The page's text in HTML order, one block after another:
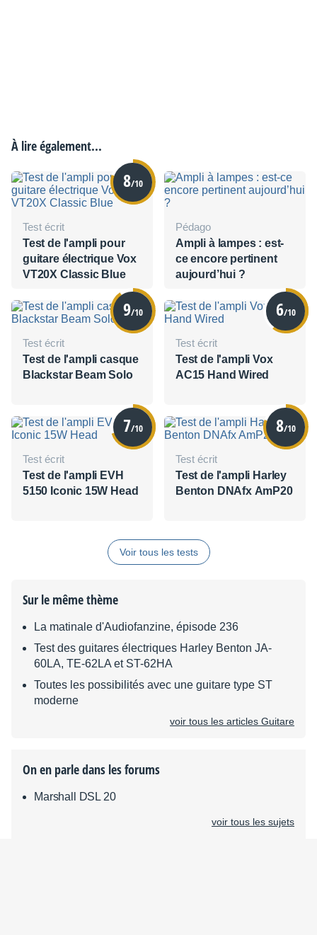
À lire également...
8/10
Test écrit
Test de l'ampli pour
guitare électrique Vox
VT20X Classic Blue
Pédago
Ampli à lampes : est-
ce encore pertinent
aujourd’hui ?
9/10
Test écrit
Test de l'ampli casque
Blackstar Beam Solo
6/10
Test écrit
Test de l'ampli Vox
AC15 Hand Wired
7/10
Test écrit
Test de l'ampli EVH
5150 Iconic 15W Head
8/10
Test écrit
Test de l'ampli Harley
Benton DNAfx AmP20
Voir tous les tests
Sur le même thème
La matinale d'Audiofanzine, épisode 236
Test des guitares électriques Harley Benton JA-
60LA, TE-62LA et ST-62HA
Toutes les possibilités avec une guitare type ST
moderne
voir tous les articles Guitare
On en parle dans les forums
Marshall DSL 20
voir tous les sujets